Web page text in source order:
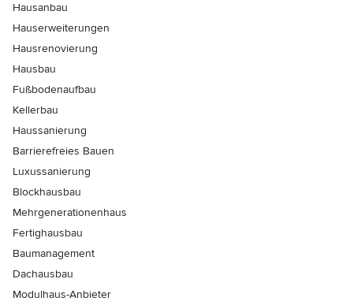
Hausanbau
Hauserweiterungen
Hausrenovierung
Hausbau
Fußbodenaufbau
Kellerbau
Haussanierung
Barrierefreies Bauen
Luxussanierung
Blockhausbau
Mehrgenerationenhaus
Fertighausbau
Baumanagement
Dachausbau
Modulhaus-Anbieter